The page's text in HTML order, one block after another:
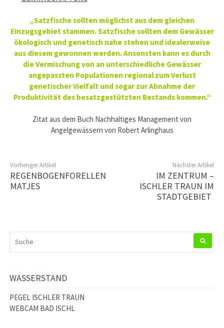
„Satzfische sollten möglichst aus dem gleichen
Einzugsgebiet stammen. Satzfische sollten dem Gewässer
ökologisch und genetisch nahe stehen und idealerweise
aus diesem gewonnen werden. Ansonsten kann es durch
die Vermischung von an unterschiedliche Gewässer
angepassten Populationen regional zum Verlust
genetischer Vielfalt und sogar zur Abnahme der
Produktivität des besatzgestützten Bestands kommen.“
Zitat aus dem Buch Nachhaltiges Management von
Angelgewässern von Robert Arlinghaus
Vorheriger Artikel
REGENBOGENFORELLEN
MATJES
Nächster Artikel
IM ZENTRUM –
ISCHLER TRAUN IM
STADTGEBIET
NACH:
WASSERSTAND
PEGEL ISCHLER TRAUN
WEBCAM BAD ISCHL